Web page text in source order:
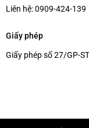
Liên hệ:0909-424-139
Giấy phép
Giấy phép số 27/GP-